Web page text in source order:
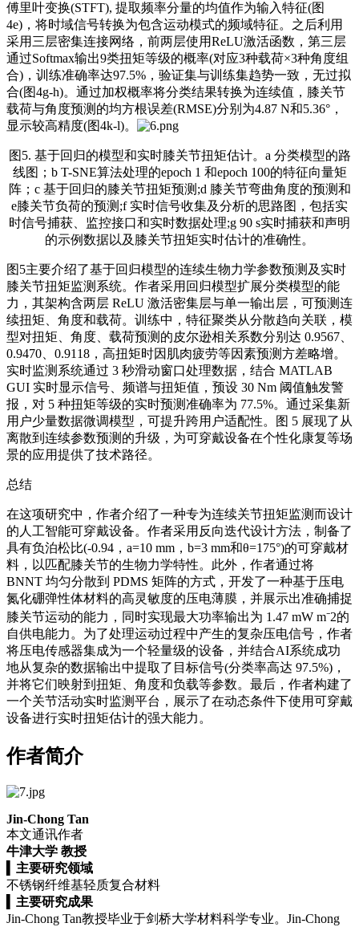
傅里叶变换(STFT), 提取频率分量的均值作为输入特征(图
4e)，将时域信号转换为包含运动模式的频域特征。之后利用
采用三层密集连接网络，前两层使用ReLU激活函数，第三层
通过Softmax输出9类扭矩等级的概率(对应3种载荷×3种角度组
合)，训练准确率达97.5%，验证集与训练集趋势一致，无过拟
合(图4g-h)。通过加权概率将分类结果转换为连续值，膝关节
载荷与角度预测的均方根误差(RMSE)分别为4.87 N和5.36°，
显示较高精度(图4k-l)。
图5. 基于回归的模型和实时膝关节扭矩估计。a 分类模型的路
线图；b T-SNE算法处理的epoch 1 和epoch 100的特征向量矩
阵；c 基于回归的膝关节扭矩预测;d 膝关节弯曲角度的预测和
e膝关节负荷的预测;f 实时信号收集及分析的思路图，包括实
时信号捕获、监控接口和实时数据处理;g 90 s实时捕获和声明
的示例数据以及膝关节扭矩实时估计的准确性。
图5主要介绍了基于回归模型的连续生物力学参数预测及实时
膝关节扭矩监测系统。作者采用回归模型扩展分类模型的能
力，其架构含两层 ReLU 激活密集层与单一输出层，可预测连
续扭矩、角度和载荷。训练中，特征聚类从分散趋向关联，模
型对扭矩、角度、载荷预测的皮尔逊相关系数分别达 0.9567、
0.9470、0.9118，高扭矩时因肌肉疲劳等因素预测方差略增。
实时监测系统通过 3 秒滑动窗口处理数据，结合 MATLAB
GUI 实时显示信号、频谱与扭矩值，预设 30 Nm 阈值触发警
报，对 5 种扭矩等级的实时预测准确率为 77.5%。通过采集新
用户少量数据微调模型，可提升跨用户适配性。图 5 展现了从
离散到连续参数预测的升级，为可穿戴设备在个性化康复等场
景的应用提供了技术路径。
总结
在这项研究中，作者介绍了一种专为连续关节扭矩监测而设计
的人工智能可穿戴设备。作者采用反向迭代设计方法，制备了
具有负泊松比(-0.94，a=10 mm，b=3 mm和θ=175°)的可穿戴材
料，以匹配膝关节的生物力学特性。此外，作者通过将
BNNT 均匀分散到 PDMS 矩阵的方式，开发了一种基于压电
氮化硼弹性体材料的高灵敏度的压电薄膜，并展示出准确捕捉
膝关节运动的能力，同时实现最大功率输出为 1.47 mW m⁻2的
自供电能力。为了处理运动过程中产生的复杂压电信号，作者
将压电传感器集成为一个轻量级的设备，并结合AI系统成功
地从复杂的数据输出中提取了目标信号(分类率高达 97.5%)，
并将它们映射到扭矩、角度和负载等参数。最后，作者构建了
一个关节活动实时监测平台，展示了在动态条件下使用可穿戴
设备进行实时扭矩估计的强大能力。
作者简介
Jin-Chong Tan
本文通讯作者
牛津大学 教授
主要研究领域
不锈钢纤维基轻质复合材料
主要研究成果
Jin-Chong Tan教授毕业于剑桥大学材料科学专业。Jin-Chong